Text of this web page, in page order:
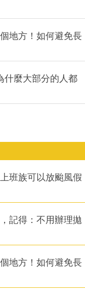
地方！如何避免長
什麼大部分的人都
班族可以放颱風假
記得：不用辦理拋
地方！如何避免長